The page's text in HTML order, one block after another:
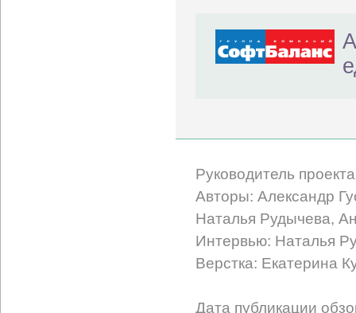
Руководитель
Авторы: Александр
Наталья Рудычева,
Интервью: Наталья
Верстка: Екатерина
Дата публикации